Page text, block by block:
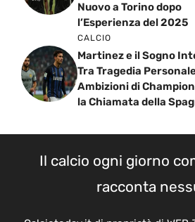
Nuovo a Torino dopo
l’Esperienza del 2025
CALCIO
Martinez e il Sogno
Tra Tragedia
Ambizioni di
la Chiamata della
Il calcio ogni giorno
racconta